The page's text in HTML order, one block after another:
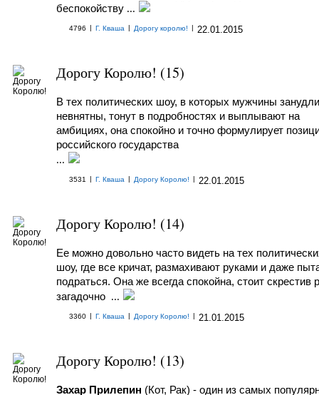
беспокойству ...
4796 | Г. Кваша | Дорогу королю! | 22.01.2015
Дорогу Королю! (15)
В тех политических шоу, в которых мужчины
невнятны, тонут в подробностях и выплывают на
амбициях, она спокойно и точно формулирует
российского государства
...
3531 | Г. Кваша | Дорогу Королю! | 22.01.2015
Дорогу Королю! (14)
Ее можно довольно часто видеть на тех
шоу, где все кричат, размахивают руками и даже
подраться. Она же всегда спокойна, стоит скрестив
загадочно ...
3360 | Г. Кваша | Дорогу Королю! | 21.01.2015
Дорогу Королю! (13)
Захар Прилепин (Кот, Рак) - один из самых